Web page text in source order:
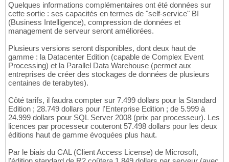
Quelques informations complémentaires ont été données sur
cette sortie : ses capacités en termes de "self-service" BI
(Business Intelligence), compression de données et
management de serveur seront améliorées.
Plusieurs versions seront disponibles, dont deux haut de
gamme : la Datacenter Edition (capable de Complex Event
Processing) et la Parallel Data Warehouse (permet aux
entreprises de créer des stockages de données de plusieurs
centaines de terabytes).
Côté tarifs, il faudra compter sur 7.499 dollars pour la Standard
Edition ; 28.749 dollars pour l'Enterprise Edition ; de 5.999 à
24.999 dollars pour SQL Server 2008 (prix par processeur). Les
licences par processeur couteront 57.498 dollars pour les deux
éditions haut de gamme évoquées plus haut.
Par le biais du CAL (Client Access License) de Microsoft,